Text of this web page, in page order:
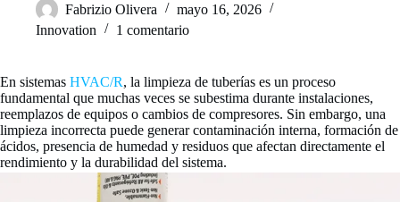
Fabrizio Olivera
mayo 16, 2026
Innovation
1 comentario
En sistemas HVAC/R, la limpieza de tuberías es un proceso
fundamental que muchas veces se subestima durante instalaciones,
reemplazos de equipos o cambios de compresores. Sin embargo, una
limpieza incorrecta puede generar contaminación interna, formación de
ácidos, presencia de humedad y residuos que afectan directamente el
rendimiento y la durabilidad del sistema.